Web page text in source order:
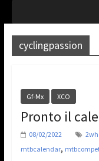
cyclingpassion
Gf-Mx XCO
Pronto il
08/02/2022
mtbcalendar,